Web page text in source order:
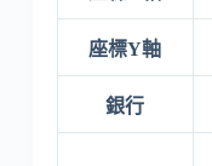
座標Y軸
銀行